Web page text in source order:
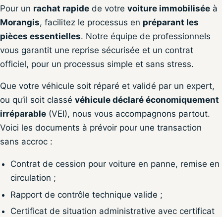
Pour un rachat rapide de votre voiture immobilisée à
Morangis, facilitez le processus en préparant les
pièces essentielles. Notre équipe de professionnels
vous garantit une reprise sécurisée et un contrat
officiel, pour un processus simple et sans stress.
Que votre véhicule soit réparé et validé par un expert,
ou qu’il soit classé véhicule déclaré économiquement
irréparable (VEI), nous vous accompagnons partout.
Voici les documents à prévoir pour une transaction
sans accroc :
Contrat de cession pour voiture en panne, remise en
circulation ;
Rapport de contrôle technique valide ;
Certificat de situation administrative avec certificat